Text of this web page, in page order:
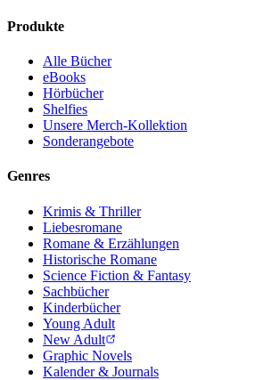
Produkte
Alle Bücher
eBooks
Hörbücher
Shelfies
Unsere Merch-Kollektion
Sonderangebote
Genres
Krimis & Thriller
Liebesromane
Romane & Erzählungen
Historische Romane
Science Fiction & Fantasy
Sachbücher
Kinderbücher
Young Adult
New Adult
Graphic Novels
Kalender & Journals